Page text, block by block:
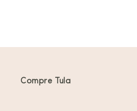
Compre Tula